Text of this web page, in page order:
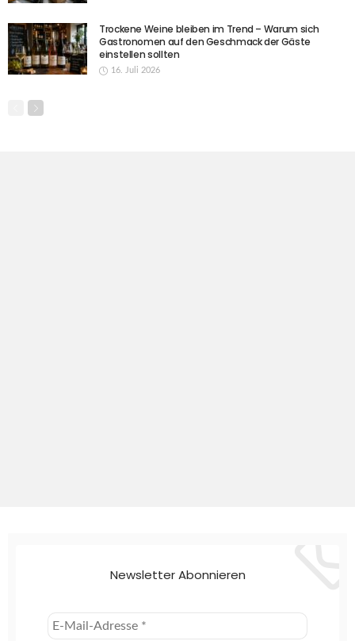
Trockene Weine bleiben im Trend – Warum sich
Gastronomen auf den Geschmack der Gäste
einstellen sollten
16. Juli 2026
Newsletter Abonnieren